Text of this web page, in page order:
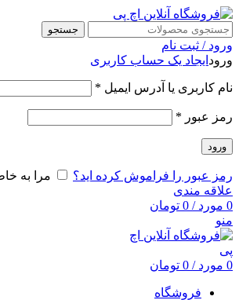
جستجو
ورود / ثبت نام
ورود ایجاد یک حساب کاربری
نام کاربری یا آدرس ایمیل *
رمز عبور *
ورود
رمز عبور را فراموش کرده اید؟
مرا به
علاقه مندی
0 مورد /
0 تومان
منو
0 مورد /
0 تومان
فروشگاه